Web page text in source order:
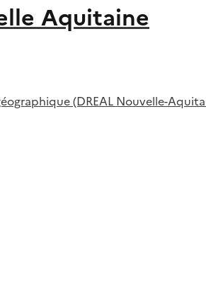
Aquitaine
(DREAL Nouvelle-